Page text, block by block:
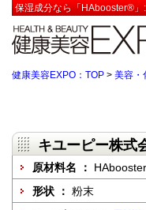
保湿成分なら「HAbooster®
健康美容EXPO：TOP > 美容・
キユーピー株式
原材料名 ：
形状 ： 粉末